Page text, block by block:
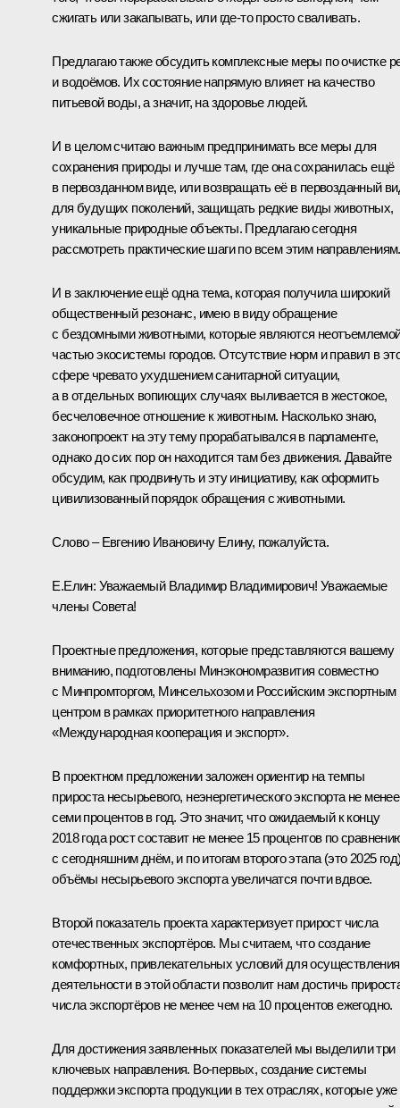
сжигать или закапывать, или где‑то просто сваливать.
Предлагаю также обсудить комплексные меры по очистке
и водоёмов. Их состояние напрямую влияет на качество
питьевой воды, а значит, на здоровье людей.
И в целом считаю важным предпринимать все меры для
сохранения природы и лучше там, где она сохранилась ещё
в первозданном виде, или возвращать её в первозданный
для будущих поколений, защищать редкие виды животных,
уникальные природные объекты. Предлагаю сегодня
рассмотреть практические шаги по всем этим направлениям.
И в заключение ещё одна тема, которая получила широкий
общественный резонанс, имею в виду обращение
с бездомными животными, которые являются
частью экосистемы городов. Отсутствие норм и правил в
сфере чревато ухудшением санитарной ситуации,
а в отдельных вопиющих случаях выливается в жестокое,
бесчеловечное отношение к животным. Насколько знаю,
законопроект на эту тему прорабатывался в парламенте,
однако до сих пор он находится там без движения. Давайте
обсудим, как продвинуть и эту инициативу, как оформить
цивилизованный порядок обращения с животными.
Слово – Евгению Ивановичу Елину, пожалуйста.
Е.Елин: Уважаемый Владимир Владимирович! Уважаемые
члены Совета!
Проектные предложения, которые представляются вашему
вниманию, подготовлены Минэкономразвития совместно
с Минпромторгом, Минсельхозом и Российским экспортным
центром в рамках приоритетного направления
«Международная кооперация и экспорт».
В проектном предложении заложен ориентир на темпы
прироста несырьевого, неэнергетического экспорта не менее
семи процентов в год. Это значит, что ожидаемый к концу
2018 года рост составит не менее 15 процентов по
с сегодняшним днём, и по итогам второго этапа (это 2025
объёмы несырьевого экспорта увеличатся почти вдвое.
Второй показатель проекта характеризует прирост числа
отечественных экспортёров. Мы считаем, что создание
комфортных, привлекательных условий для осуществления
деятельности в этой области позволит нам достичь
числа экспортёров не менее чем на 10 процентов ежегодно.
Для достижения заявленных показателей мы выделили три
ключевых направления. Во‑первых, создание системы
поддержки экспорта продукции в тех отраслях, которые уже